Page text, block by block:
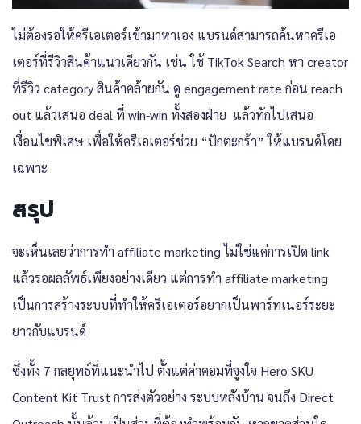
ไม่ต้องรอให้ครีเอเตอร์เข้ามาหาเอง แบรนด์สามารถค้นหาครีเอ
เตอร์ที่รีวิวสินค้าแนวเดียวกัน เช่น ใช้ TikTok Search หา creator
ที่รีวิว category สินค้าคล้ายกัน ดู engagement rate ก่อน reach
out แล้วเสนอ deal ที่ win-win ทั้งสองฝ่าย แล้วทักไปเสนอ
เงื่อนไขพิเศษ เพื่อให้ครีเอเตอร์ช่วย “ปักตะกร้า” ให้แบรนด์โดย
เฉพาะ
สรุป
จะเห็นเลยว่าการทำ affiliate marketing ไม่ใช่แค่การเปิด link
แล้วรอผลลัพธ์เพียงอย่างเดียว แต่การทำ affiliate marketing
เป็นการสร้างระบบที่ทำให้ครีเอเตอร์อยากเป็นพาร์ทเนอร์ระยะ
ยาวกับแบรนด์
ซึ่งทั้ง 7 กลยุทธ์ที่แนะนำไป ตั้งแต่ค่าคอมที่จูงใจ Hero SKU
Content Kit Trust การส่งตัวอย่าง ระบบหลังบ้าน จนถึง Direct